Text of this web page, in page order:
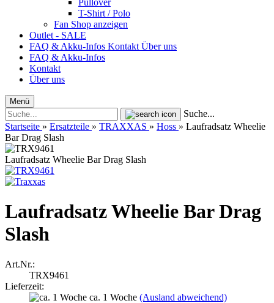
Pullover
T-Shirt / Polo
Fan Shop anzeigen
Outlet - SALE
FAQ & Akku-Infos Kontakt Über uns
FAQ & Akku-Infos
Kontakt
Über uns
Menü
Suche...
Startseite » Ersatzteile » TRAXXAS » Hoss » Laufradsatz Wheelie
Bar Drag Slash
Laufradsatz Wheelie Bar Drag Slash
Laufradsatz Wheelie Bar Drag
Slash
Art.Nr.:
TRX9461
Lieferzeit:
ca. 1 Woche (Ausland abweichend)